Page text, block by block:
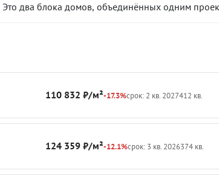
Это два блока домов, объединённых одним
110 832 ₽/м²-17.3%срок: 2 кв. 2027412 кв.
124 359 ₽/м²-12.1%срок: 3 кв. 2026374 кв.